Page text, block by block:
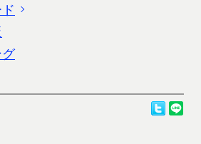
麻雀」の詳細説明です。更新
を参考にしてください。
採用された4人打ち麻雀です。
は最初は分からない為、いろい
たダウンロードを行ってくだ
の方
の方のダウンロードをお願いし